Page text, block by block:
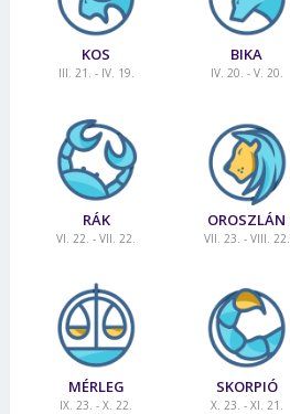
KOS
III. 21. - IV. 19.
BIKA
IV. 20. - V. 20.
RÁK
VI. 22. - VII. 22.
OROSZLÁN
VII. 23. - VIII. 22.
MÉRLEG
IX. 23. - X. 22.
SKORPIÓ
X. 23. - XI. 21.